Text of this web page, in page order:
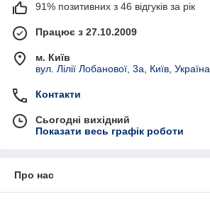
91% позитивних з 46 відгуків за рік
Працює з 27.10.2009
м. Київ
вул. Лілії Лобанової, 3а, Київ, Україна
Контакти
Сьогодні вихідний
Показати весь графік роботи
Про нас